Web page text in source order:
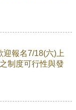
迎報名7/18(六)上
制度可行性與發